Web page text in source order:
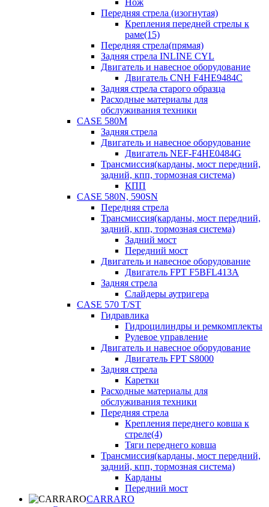
Нож
Передняя стрела (изогнутая)
Крепления передней стрелы к
раме(15)
Передняя стрела(прямая)
Задняя стрела INLINE CYL
Двигатель и навесное оборудование
Двигатель CNH F4HE9484C
Задняя стрела старого образца
Расходные материалы для
обслуживания техники
CASE 580M
Задняя стрела
Двигатель и навесное оборудование
Двигатель NEF-F4HE0484G
Трансмиссия(карданы, мост передний,
задний, кпп, тормозная система)
КПП
CASE 580N, 590SN
Передняя стрела
Трансмиссия(карданы, мост передний,
задний, кпп, тормозная система)
Задний мост
Передний мост
Двигатель и навесное оборудование
Двигатель FPT F5BFL413A
Задняя стрела
Слайдеры аутригера
CASE 570 T/ST
Гидравлика
Гидроцилиндры и ремкомплекты
Рулевое управление
Двигатель и навесное оборудование
Двигатель FPT S8000
Задняя стрела
Каретки
Расходные материалы для
обслуживания техники
Передняя стрела
Крепления переднего ковша к
стреле(4)
Тяги переднего ковша
Трансмиссия(карданы, мост передний,
задний, кпп, тормозная система)
Карданы
Передний мост
CARRARO